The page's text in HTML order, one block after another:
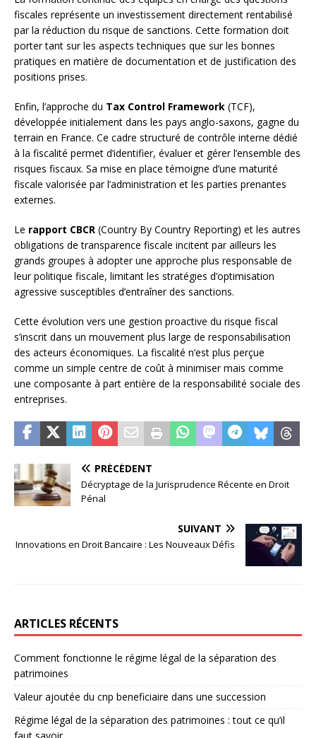
fiscales représente un investissement directement rentabilisé
par la réduction du risque de sanctions. Cette formation doit
porter tant sur les aspects techniques que sur les bonnes
pratiques en matière de documentation et de justification des
positions prises.
Enfin, l’approche du Tax Control Framework (TCF),
développée initialement dans les pays anglo-saxons, gagne du
terrain en France. Ce cadre structuré de contrôle interne dédié
à la fiscalité permet d’identifier, évaluer et gérer l’ensemble des
risques fiscaux. Sa mise en place témoigne d’une maturité
fiscale valorisée par l’administration et les parties prenantes
externes.
Le rapport CBCR (Country By Country Reporting) et les autres
obligations de transparence fiscale incitent par ailleurs les
grands groupes à adopter une approche plus responsable de
leur politique fiscale, limitant les stratégies d’optimisation
agressive susceptibles d’entraîner des sanctions.
Cette évolution vers une gestion proactive du risque fiscal
s’inscrit dans un mouvement plus large de responsabilisation
des acteurs économiques. La fiscalité n’est plus perçue
comme un simple centre de coût à minimiser mais comme
une composante à part entière de la responsabilité sociale des
entreprises.
PRÉCÉDENT
Décryptage de la Jurisprudence Récente en Droit
Pénal
SUIVANT
Innovations en Droit Bancaire : Les Nouveaux Défis
ARTICLES RÉCENTS
Comment fonctionne le régime légal de la séparation des
patrimoines
Valeur ajoutée du cnp beneficiaire dans une succession
Régime légal de la séparation des patrimoines : tout ce qu’il